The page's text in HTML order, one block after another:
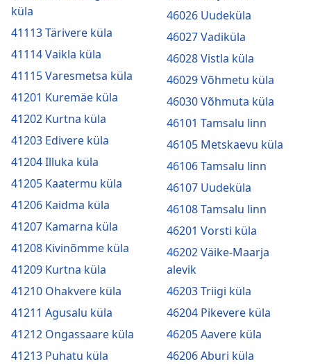
küla
41113 Tärivere küla
41114 Vaikla küla
41115 Varesmetsa küla
41201 Kuremäe küla
41202 Kurtna küla
41203 Edivere küla
41204 Illuka küla
41205 Kaatermu küla
41206 Kaidma küla
41207 Kamarna küla
41208 Kivinõmme küla
41209 Kurtna küla
41210 Ohakvere küla
41211 Agusalu küla
41212 Ongassaare küla
41213 Puhatu küla
46026 Uudeküla
46027 Vadiküla
46028 Vistla küla
46029 Võhmetu küla
46030 Võhmuta küla
46101 Tamsalu linn
46105 Metskaevu küla
46106 Tamsalu linn
46107 Uudeküla
46108 Tamsalu linn
46201 Vorsti küla
46202 Väike-Maarja
alevik
46203 Triigi küla
46204 Pikevere küla
46205 Aavere küla
46206 Aburi küla